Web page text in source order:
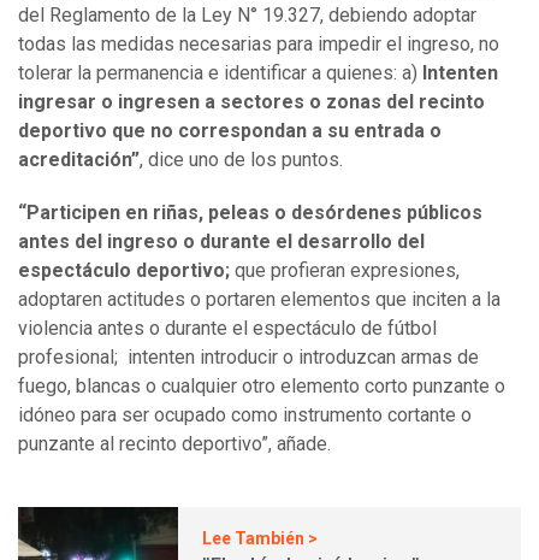
del Reglamento de la Ley N° 19.327, debiendo adoptar
todas las medidas necesarias para impedir el ingreso, no
tolerar la permanencia e identificar a quienes: a) Intenten
ingresar o ingresen a sectores o zonas del recinto
deportivo que no correspondan a su entrada o
acreditación”, dice uno de los puntos.
“Participen en riñas, peleas o desórdenes públicos
antes del ingreso o durante el desarrollo del
espectáculo deportivo; que profieran expresiones,
adoptaren actitudes o portaren elementos que inciten a la
violencia antes o durante el espectáculo de fútbol
profesional; intenten introducir o introduzcan armas de
fuego, blancas o cualquier otro elemento corto punzante o
idóneo para ser ocupado como instrumento cortante o
punzante al recinto deportivo”, añade.
Lee También >